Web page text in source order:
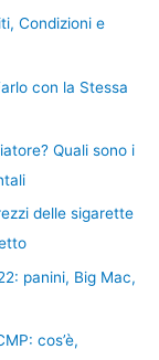
Condizioni e
con la Stessa
Quali sono i
delle sigarette
panini, Big Mac,
cos’è,